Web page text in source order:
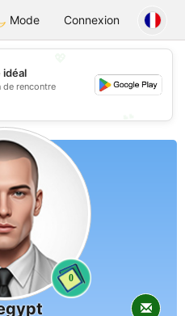
Space
Mode Connexion
idéal
rencontre
0